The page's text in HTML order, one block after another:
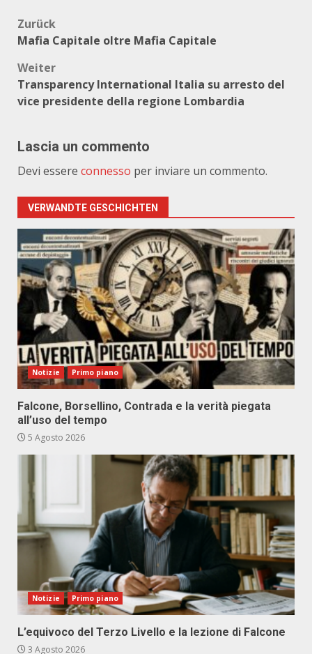
Beitragsnavigation
Zurück
Mafia Capitale oltre Mafia Capitale
Weiter
Transparency International Italia su arresto del
vice presidente della regione Lombardia
Lascia un commento
Devi essere connesso per inviare un commento.
VERWANDTE GESCHICHTEN
Notizie Primo piano
Falcone, Borsellino, Contrada e la verità piegata
all’uso del tempo
5 Agosto 2026
Notizie Primo piano
L’equivoco del Terzo Livello e la lezione di Falcone
3 Agosto 2026